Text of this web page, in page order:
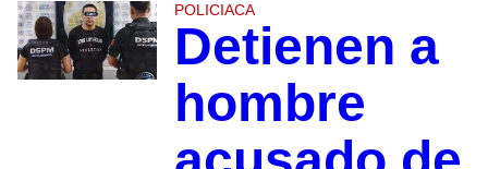
POLICIACA
Detienen a
hombre